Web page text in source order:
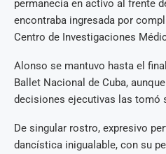
permanecía en activo al frente
encontraba ingresada por
Centro de Investigaciones
Alonso se mantuvo hasta el
Ballet Nacional de Cuba,
decisiones ejecutivas las tomó
De singular rostro, expresivo
dancística inigualable, con su